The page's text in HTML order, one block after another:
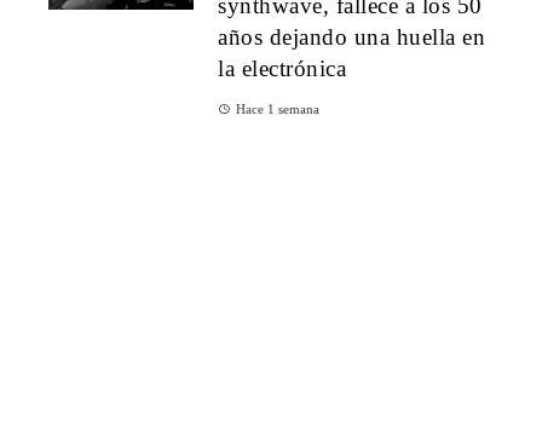
synthwave, fallece a los 50
años dejando una huella en
la electrónica
Hace 1 semana